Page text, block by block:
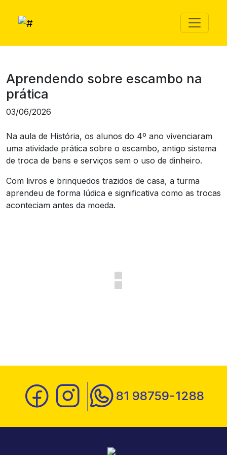
Aprendendo sobre escambo na
prática
03/06/2026
Na aula de História, os alunos do 4º ano vivenciaram
uma atividade prática sobre o escambo, antigo sistema
de troca de bens e serviços sem o uso de dinheiro.
Com livros e brinquedos trazidos de casa, a turma
aprendeu de forma lúdica e significativa como as trocas
aconteciam antes da moeda.
81 98759-1288